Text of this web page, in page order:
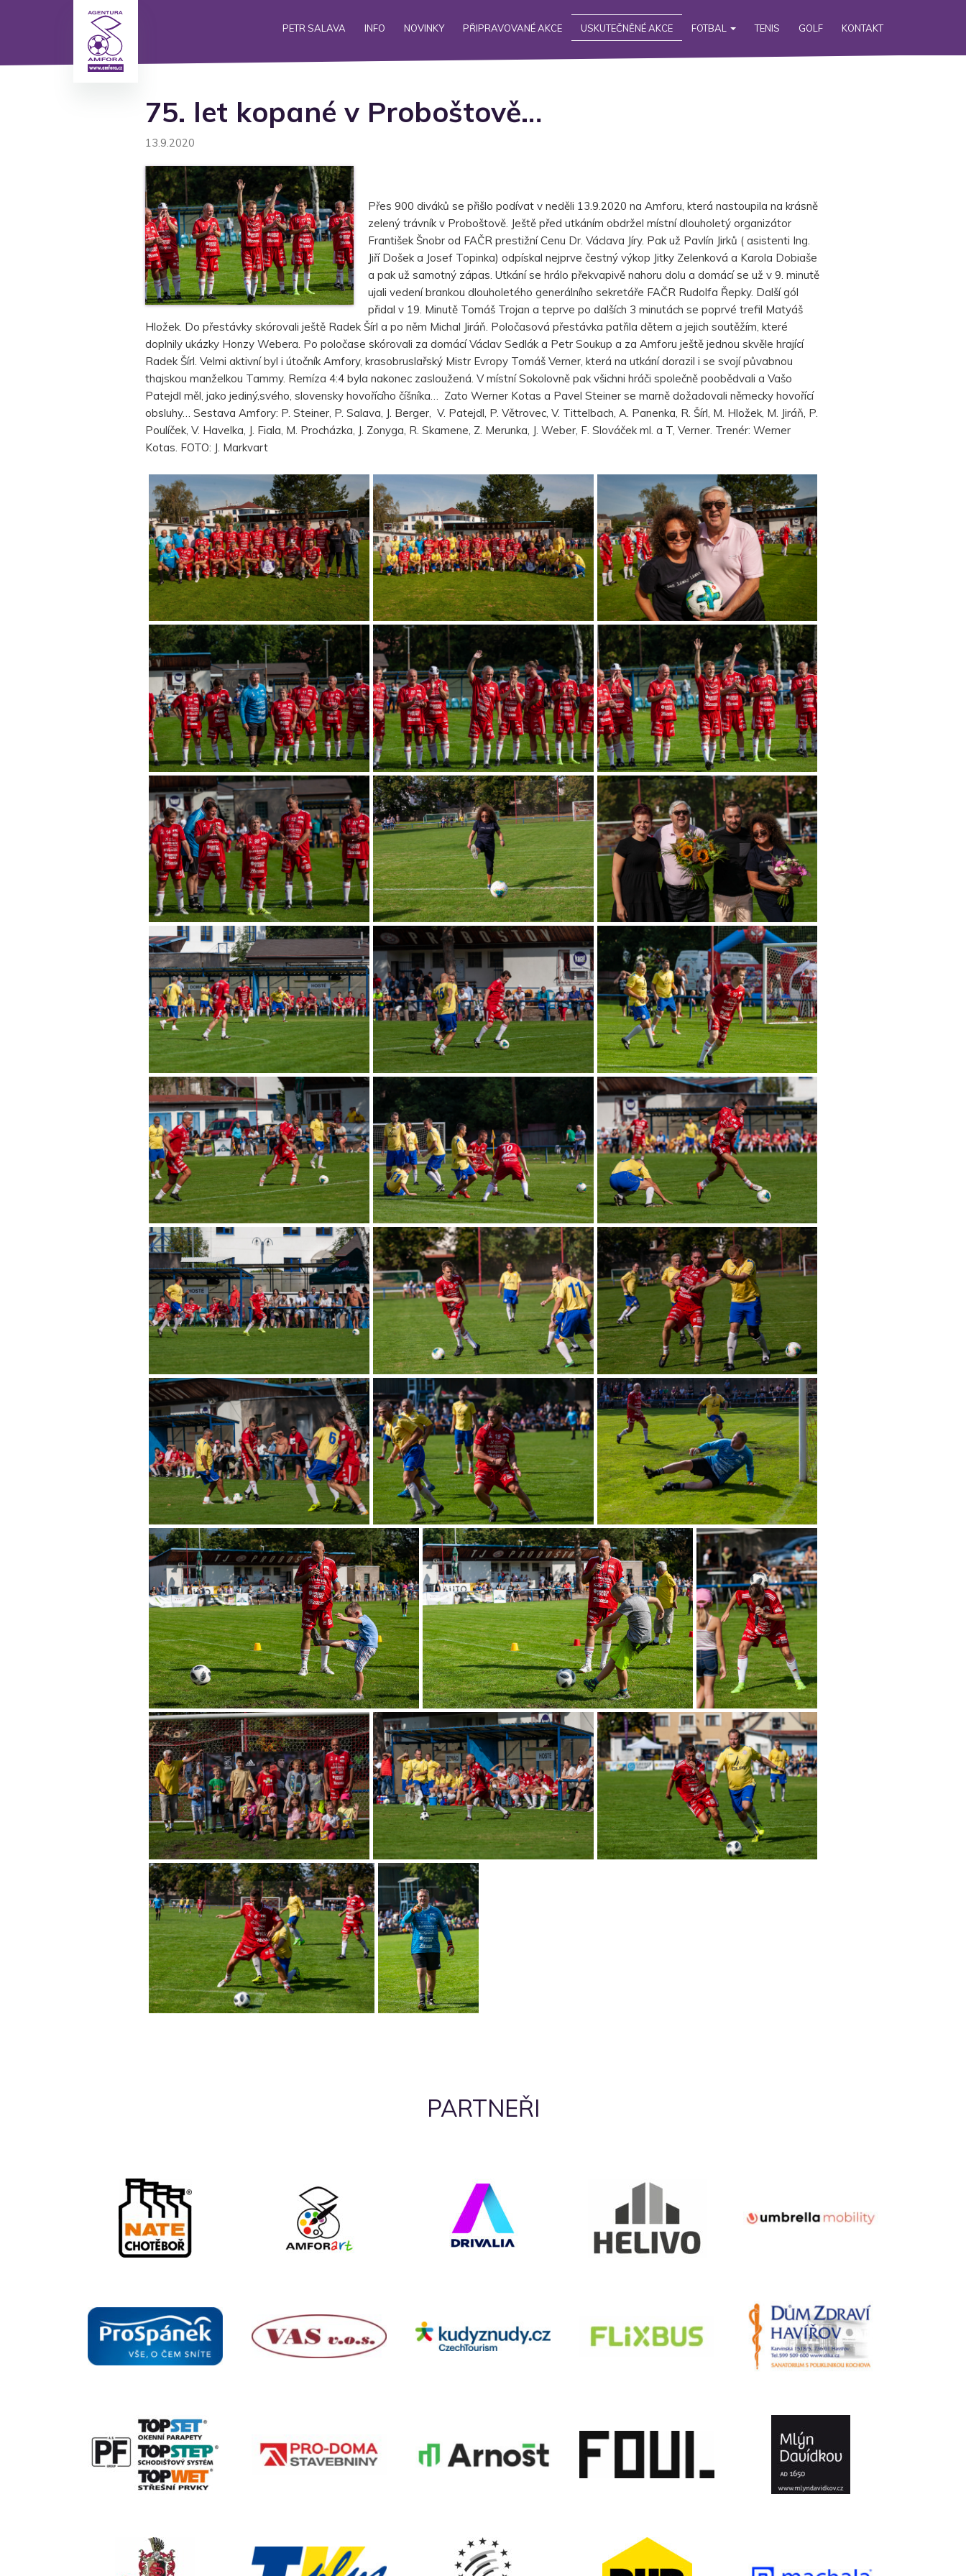
PETR SALAVA INFO NOVINKY PŘIPRAVOVANÉ AKCE USKUTEČNĚNÉ AKCE FOTBAL TENIS GOLF KONTAKT
75. let kopané v Proboštově…
13.9.2020
Přes 900 diváků se přišlo podívat v neděli 13.9.2020 na Amforu, která nastoupila na krásně
zelený trávník v Proboštově. Ještě před utkáním obdržel místní dlouholetý organizátor
František Šnobr od FAČR prestižní Cenu Dr. Václava Jíry. Pak už Pavlín Jirků ( asistenti Ing.
Jiří Došek a Josef Topinka) odpískal nejprve čestný výkop Jitky Zelenková a Karola Dobiaše
a pak už samotný zápas. Utkání se hrálo překvapivě nahoru dolu a domácí se už v 9. minutě
ujali vedení brankou dlouholetého generálního sekretáře FAČR Rudolfa Řepky. Další gól
přidal v 19. Minutě Tomáš Trojan a teprve po dalších 3 minutách se poprvé trefil Matyáš
Hložek. Do přestávky skórovali ještě Radek Šírl a po něm Michal Jiráň. Poločasová přestávka patřila dětem a jejich soutěžím, které
doplnily ukázky Honzy Webera. Po poločase skórovali za domácí Václav Sedlák a Petr Soukup a za Amforu ještě jednou skvěle hrající
Radek Šírl. Velmi aktivní byl i útočník Amfory, krasobruslařský Mistr Evropy Tomáš Verner, která na utkání dorazil i se svojí půvabnou
thajskou manželkou Tammy. Remíza 4:4 byla nakonec zasloužená. V místní Sokolovně pak všichni hráči společně poobědvali a Vašo
Patejdl měl, jako jediný,svého, slovensky hovořícího číšníka… Zato Werner Kotas a Pavel Steiner se marně dožadovali německy hovořící
obsluhy… Sestava Amfory: P. Steiner, P. Salava, J. Berger, V. Patejdl, P. Větrovec, V. Tittelbach, A. Panenka, R. Šírl, M. Hložek, M. Jiráň, P.
Poulíček, V. Havelka, J. Fiala, M. Procházka, J. Zonyga, R. Skamene, Z. Merunka, J. Weber, F. Slováček ml. a T, Verner. Trenér: Werner
Kotas. FOTO: J. Markvart
PARTNEŘI